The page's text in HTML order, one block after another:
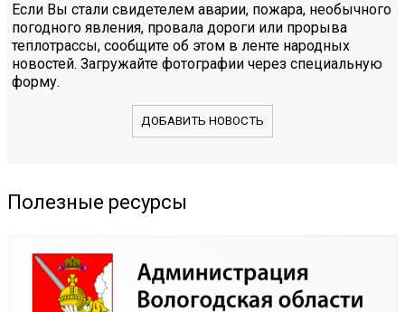
Если Вы стали свидетелем аварии, пожара, необычного
погодного явления, провала дороги или прорыва
теплотрассы, сообщите об этом в ленте народных
новостей. Загружайте фотографии через специальную
форму.
ДОБАВИТЬ НОВОСТЬ
Полезные ресурсы